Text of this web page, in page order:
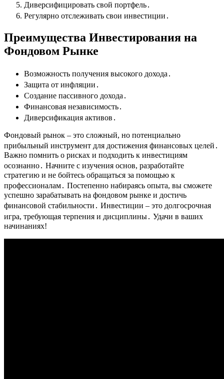
Диверсифицировать свой портфель․
Регулярно отслеживать свои инвестиции․
Преимущества Инвестирования на
Фондовом Рынке
Возможность получения высокого дохода․
Защита от инфляции․
Создание пассивного дохода․
Финансовая независимость․
Диверсификация активов․
Фондовый рынок – это сложный, но потенциально
прибыльный инструмент для достижения финансовых целей․
Важно помнить о рисках и подходить к инвестициям
осознанно․ Начните с изучения основ, разработайте
стратегию и не бойтесь обращаться за помощью к
профессионалам․ Постепенно набираясь опыта, вы сможете
успешно зарабатывать на фондовом рынке и достичь
финансовой стабильности․ Инвестиции – это долгосрочная
игра, требующая терпения и дисциплины․ Удачи в ваших
начинаниях!